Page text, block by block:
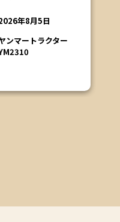
年8月4日
クボタトラクター